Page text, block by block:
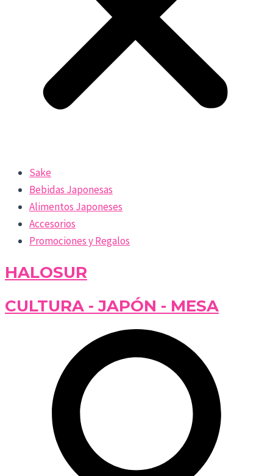
Sake
Bebidas Japonesas
Alimentos Japoneses
Accesorios
Promociones y Regalos
HALOSUR
CULTURA - JAPÓN - MESA